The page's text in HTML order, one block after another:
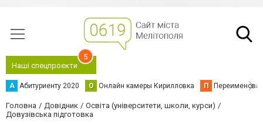
Наші спецпроєкти
5
А Абитуриенту 2020 О Онлайн камеры Кирилловка П
Головна Довідник
Освіта (університети, школи, курси)
Довузівська підготовка